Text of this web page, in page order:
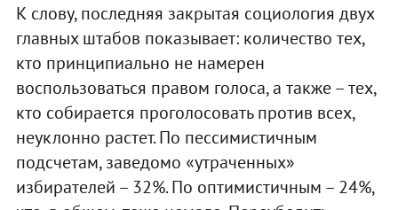
К слову, последняя закрытая социология двух
главных штабов показывает: количество тех,
кто принципиально не намерен
воспользоваться правом голоса, а также – тех,
кто собирается проголосовать против всех,
неуклонно растет. По пессимистичным
подсчетам, заведомо «утраченных»
избирателей – 32%. По оптимистичным – 24%,